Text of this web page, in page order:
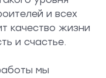
и всех
качество жизни
и счастье.
мы